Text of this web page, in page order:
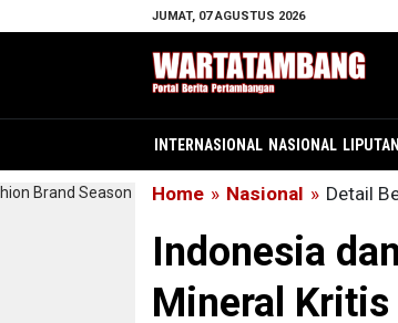
JUMAT, 07 AGUSTUS 2026
INTERNASIONAL NASIONAL
Home » Nasional » Detail
Indonesia
Mineral Kritis